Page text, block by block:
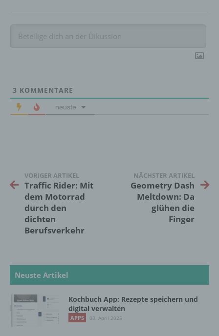
3 KOMMENTARE
neuste
VORIGER ARTIKEL
Traffic Rider: Mit
dem Motorrad
durch den
dichten
Berufsverkehr
NÄCHSTER ARTIKEL
Geometry Dash
Meltdown: Da
glühen die
Finger
Neuste Artikel
Kochbuch App: Rezepte speichern und
digital verwalten
APPS 03. April 2025
e) Profiling
werden, um bestimmte persönliche Aspekte,
die sich auf eine natürliche Person beziehen,
zu bewerten, insbesondere, um Aspekte
bezüglich Arbeitsleistung, wirtschaftlicher
Lage, Gesundheit, persönlicher Vorlieben,
Interessen, Zuverlässigkeit, Verhalten,
Aufenthaltsort oder Ortswechsel dieser
Pseudonymisierung ist die Verarbeitung
personenbezogener Daten in einer Weise,
auf welche die personenbezogenen Daten